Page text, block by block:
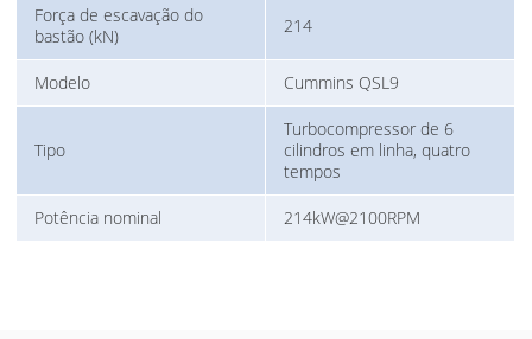
Força de escavação do
bastão (kN)
214
Modelo Cummins QSL9
Tipo
Turbocompressor de 6
cilindros em linha, quatro
tempos
Potência nominal 214kW@2100RPM